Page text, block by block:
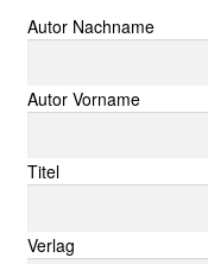
Suche nach:
Autor Nachname
Autor Vorname
Titel
Verlag